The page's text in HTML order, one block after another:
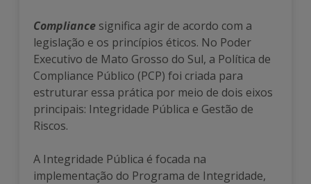
Compliance significa agir de acordo com a
legislação e os princípios éticos. No Poder
Executivo de Mato Grosso do Sul, a Política de
Compliance Público (PCP) foi criada para
estruturar essa prática por meio de dois eixos
principais: Integridade Pública e Gestão de
Riscos.
A Integridade Pública é focada na
implementação do Programa de Integridade,